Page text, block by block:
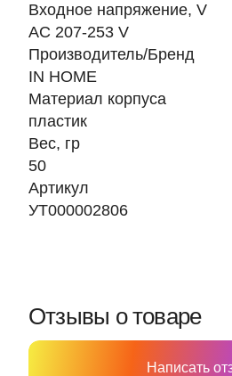
Входное напряжение, V
AC 207-253 V
Производитель/Бренд
IN HOME
Материал корпуса
пластик
Вес, гр
50
Артикул
УТ000002806
Отзывы о товаре
Написать